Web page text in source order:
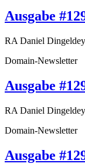
Ausgabe
RA Daniel Dingeldey
Domain-Newsletter
Ausgabe
RA Daniel Dingeldey
Domain-Newsletter
Ausgabe